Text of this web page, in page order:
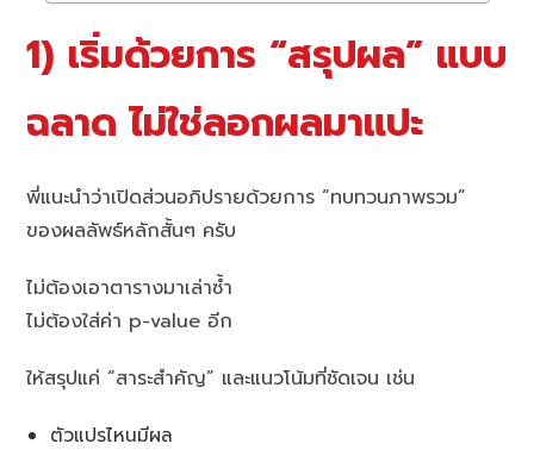
1) เริ่มด้วยการ “สรุปผล” แบบ
ฉลาด ไม่ใช่ลอกผลมาแปะ
พี่แนะนำว่าเปิดส่วนอภิปรายด้วยการ “ทบทวนภาพรวม”
ของผลลัพธ์หลักสั้นๆ ครับ
ไม่ต้องเอาตารางมาเล่าซ้ำ
ไม่ต้องใส่ค่า p-value อีก
ให้สรุปแค่ “สาระสำคัญ” และแนวโน้มที่ชัดเจน เช่น
ตัวแปรไหนมีผล